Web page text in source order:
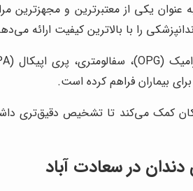
عنوان یکی از معتبرترین و مجهزترین
را با بالاترین کیفیت ارائه
بیماران فراهم کرده است.
کمک می‌کند تا تشخیص دقیق‌تری
دندان در سعادت آباد